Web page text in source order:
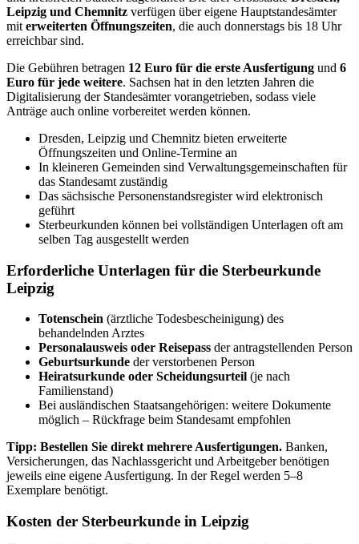
Leipzig und Chemnitz verfügen über eigene Hauptstandesämter
mit erweiterten Öffnungszeiten, die auch donnerstags bis 18 Uhr
erreichbar sind.
Die Gebühren betragen 12 Euro für die erste Ausfertigung und 6
Euro für jede weitere. Sachsen hat in den letzten Jahren die
Digitalisierung der Standesämter vorangetrieben, sodass viele
Anträge auch online vorbereitet werden können.
Dresden, Leipzig und Chemnitz bieten erweiterte
Öffnungszeiten und Online-Termine an
In kleineren Gemeinden sind Verwaltungsgemeinschaften für
das Standesamt zuständig
Das sächsische Personenstandsregister wird elektronisch
geführt
Sterbeurkunden können bei vollständigen Unterlagen oft am
selben Tag ausgestellt werden
Erforderliche Unterlagen für die Sterbeurkunde
Leipzig
Totenschein (ärztliche Todesbescheinigung) des
behandelnden Arztes
Personalausweis oder Reisepass der antragstellenden Person
Geburtsurkunde der verstorbenen Person
Heiratsurkunde oder Scheidungsurteil (je nach
Familienstand)
Bei ausländischen Staatsangehörigen: weitere Dokumente
möglich – Rückfrage beim Standesamt empfohlen
Tipp: Bestellen Sie direkt mehrere Ausfertigungen. Banken,
Versicherungen, das Nachlassgericht und Arbeitgeber benötigen
jeweils eine eigene Ausfertigung. In der Regel werden 5–8
Exemplare benötigt.
Kosten der Sterbeurkunde in Leipzig